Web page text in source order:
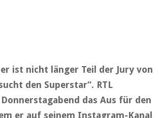
ist nicht länger Teil der Jury von
den Superstar“. RTL
das Aus für den
er auf seinem Instagram-Kanal